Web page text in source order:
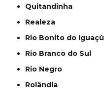
Quitandinha
Realeza
Rio Bonito do Iguaçú
Rio Branco do Sul
Rio Negro
Rolândia